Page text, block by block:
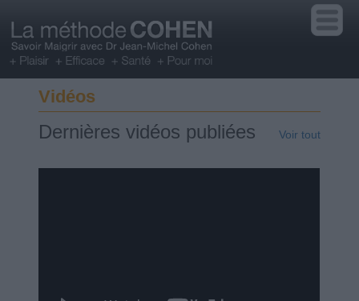
Vidéos
Dernières vidéos publiées Voir tout